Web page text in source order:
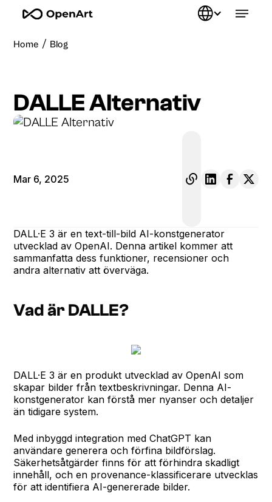
Home / Blog
DALLE Alternativ
Mar 6, 2025
DALL·E 3 är en text-till-bild AI-konstgenerator
utvecklad av OpenAI. Denna artikel kommer att
sammanfatta dess funktioner, recensioner och
andra alternativ att överväga.
Vad är DALLE?
DALL·E 3 är en produkt utvecklad av OpenAI som
skapar bilder från textbeskrivningar. Denna AI-
konstgenerator kan förstå mer nyanser och detaljer
än tidigare system.
Med inbyggd integration med ChatGPT kan
användare generera och förfina bildförslag.
Säkerhetsåtgärder finns för att förhindra skadligt
innehåll, och en provenance-klassificerare utvecklas
för att identifiera AI-genererade bilder.